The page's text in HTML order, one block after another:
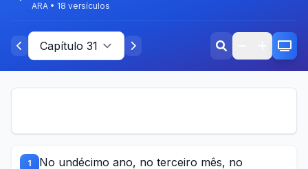
ARA • 18 versículos
1
No undécimo ano, no terceiro mês, no